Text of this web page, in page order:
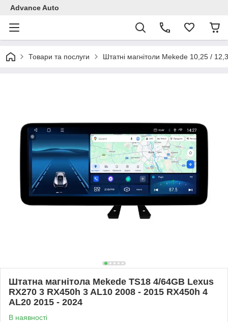
Advance Auto
Товари та послуги Штатні магнітоли Mekede 10,25 /
Штатна магнітола Mekede TS18 4/64GB Lexus
RX270 3 RX450h 3 AL10 2008 - 2015 RX450h 4
AL20 2015 - 2024
В наявності